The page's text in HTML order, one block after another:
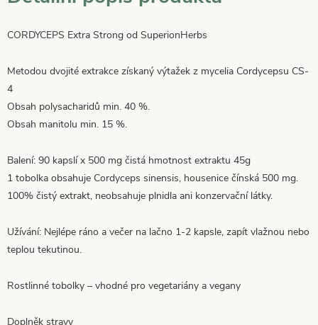
CORDYCEPS Extra Strong od SuperionHerbs
Metodou dvojité extrakce získaný výtažek z mycelia Cordycepsu CS-
4
Obsah polysacharidů min. 40 %.
Obsah manitolu min. 15 %.
Balení: 90 kapslí x 500 mg čistá hmotnost extraktu 45g
1 tobolka obsahuje Cordyceps sinensis, housenice čínská 500 mg.
100% čistý extrakt, neobsahuje plnidla ani konzervační látky.
Užívání: Nejlépe ráno a večer na lačno 1-2 kapsle, zapít vlažnou nebo
teplou tekutinou.
Rostlinné tobolky – vhodné pro vegetariány a vegany
Doplněk stravy